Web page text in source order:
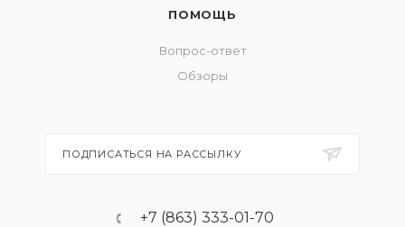
ПОМОЩЬ
Вопрос-ответ
Обзоры
ПОДПИСАТЬСЯ НА РАССЫЛКУ
+7 (863) 333-01-70